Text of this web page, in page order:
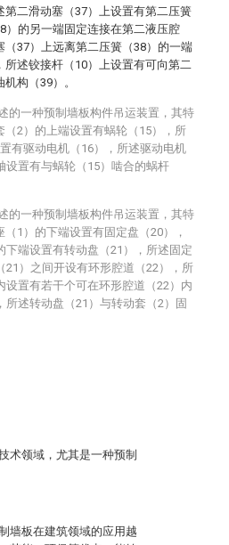
术领域，尤其是一种预制
墙板在建筑领域的应用越
第二滑动塞（37）上设置有第二压簧
）的另一端固定连接在第二液压腔
（37）上远离第二压簧（38）的一端
所述铰接杆（10）上设置有可向第二
构（39）。
的一种预制墙板构件吊运装置，其特
（2）的上端设置有蜗轮（15），所
有驱动电机（16），所述驱动电机
设置有与蜗轮（15）啮合的蜗杆
的一种预制墙板构件吊运装置，其特
1）的下端设置有固定盘（20），
下端设置有转动盘（21），所述固定
21）之间开设有环形腔道（22），所
设置有若干个可在环形腔道（22）内
所述转动盘（21）与转动套（2）固